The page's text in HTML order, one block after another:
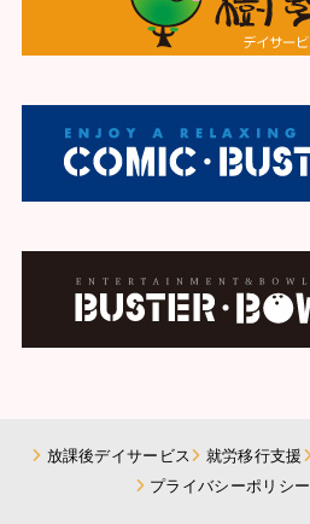
放課後デイサービス 就労移行支援
プライバシーポリシー